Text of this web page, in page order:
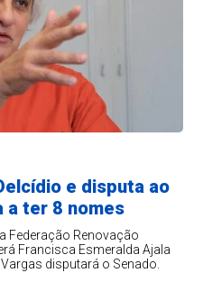
e disputa ao
a ter 8 nomes
Federação Renovação
Francisca Esmeralda Ajala
disputará o Senado.